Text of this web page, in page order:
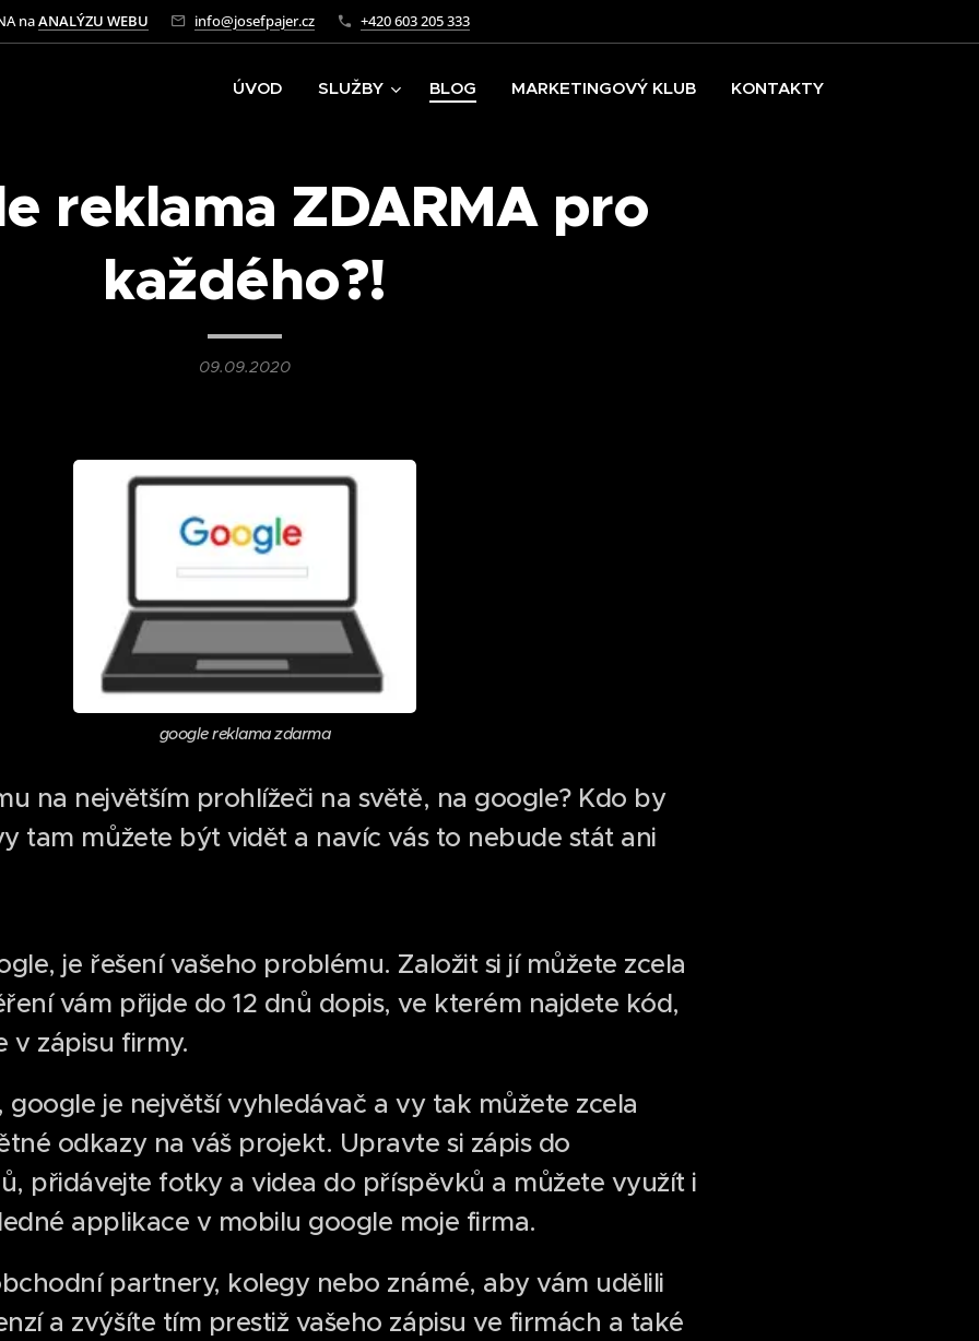
naANALÝZU WEBU info@josefpajer.cz +420 603 205 333
ÚVOD SLUŽBY BLOG MARKETINGOVÝ KLUB KONTAKTY
reklama ZDARMA pro
každého?!
09.09.2020
google reklama zdarma
na největším prohlížeči na světě, na google? Kdo by
tam můžete být vidět a navíc vás to nebude stát ani
je řešení vašeho problému. Založit si jí můžete zcela
vám přijde do 12 dnů dopis, ve kterém najdete kód,
v zápisu firmy.
google je největší vyhledávač a vy tak můžete zcela
odkazy na váš projekt. Upravte si zápis do
přidávejte fotky a videa do příspěvků a můžete využít i
applikace v mobilu google moje firma.
partnery, kolegy nebo známé, aby vám udělili
a zvýšíte tím prestiž vašeho zápisu ve firmách a také